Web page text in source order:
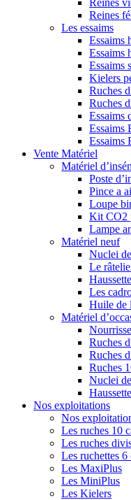
Reines
Reines
Les essaims
Essaims
Essaims
Essaims
Kielers
Ruches
Ruches
Essaims
Essaims
Essaims
Vente Matériel
Matériel
Poste
Pince a
Loupe
Kit CO2
Lampe
Matériel neuf
Nuclei
Le
Les
Huile de
Matériel
Ruches
Ruches
Ruches
Nuclei
Nos exploitations
Nos
Les ruches 10
Les ruches
Les ruchettes 6
Les MaxiPlus
Les MiniPlus
Les Kielers